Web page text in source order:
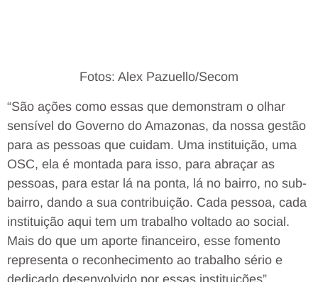
Fotos: Alex Pazuello/Secom
“São ações como essas que demonstram o olhar
sensível do Governo do Amazonas, da nossa gestão
para as pessoas que cuidam. Uma instituição, uma
OSC, ela é montada para isso, para abraçar as
pessoas, para estar lá na ponta, lá no bairro, no sub-
bairro, dando a sua contribuição. Cada pessoa, cada
instituição aqui tem um trabalho voltado ao social.
Mais do que um aporte financeiro, esse fomento
representa o reconhecimento ao trabalho sério e
dedicado desenvolvido por essas instituições”,